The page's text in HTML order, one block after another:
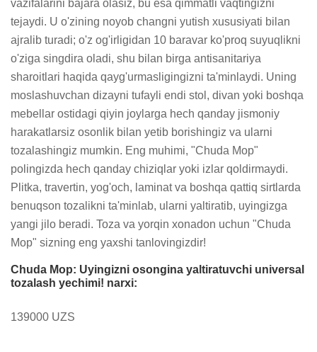
vazifalarini bajara olasiz, bu esa qimmatli vaqtingizni
tejaydi. U o'zining noyob changni yutish xususiyati bilan
ajralib turadi; o'z og'irligidan 10 baravar ko'proq suyuqlikni
o'ziga singdira oladi, shu bilan birga antisanitariya
sharoitlari haqida qayg'urmasligingizni ta'minlaydi. Uning
moslashuvchan dizayni tufayli endi stol, divan yoki boshqa
mebellar ostidagi qiyin joylarga hech qanday jismoniy
harakatlarsiz osonlik bilan yetib borishingiz va ularni
tozalashingiz mumkin. Eng muhimi, "Chuda Mop"
polingizda hech qanday chiziqlar yoki izlar qoldirmaydi.
Plitka, travertin, yog'och, laminat va boshqa qattiq sirtlarda
benuqson tozalikni ta'minlab, ularni yaltiratib, uyingizga
yangi jilo beradi. Toza va yorqin xonadon uchun "Chuda
Mop" sizning eng yaxshi tanlovingizdir!
Chuda Mop: Uyingizni osongina yaltiratuvchi universal
tozalash yechimi! narxi:
139000 UZS